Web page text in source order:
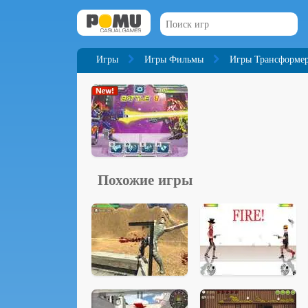
Игры Игры Фильмы Игры
Похожие игры